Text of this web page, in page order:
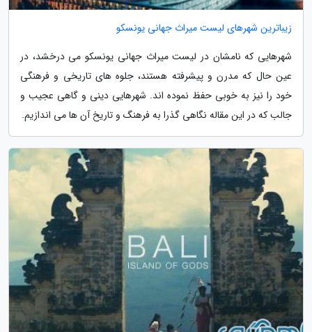
زیباترین شهرهای لیست میراث جهانی یونسکو
شهرهایی که نامشان در لیست میراث جهانی یونسکو می درخشد، در
عین حال که مدرن و پیشرفته هستند، جلوه های تاریخی و فرهنگی
خود را نیز به خوبی حفظ نموده اند. شهرهایی دینی و گاهی عجیب و
جالب که در این مقاله نگاهی گذرا به فرهنگ و تاریخ آن ها می اندازیم.